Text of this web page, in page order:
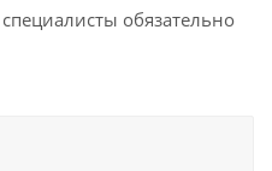
обязательно